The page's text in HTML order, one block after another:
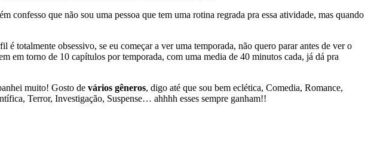
confesso que não sou uma pessoa que tem uma rotina regrada pra essa atividade, mas quando
totalmente obsessivo, se eu começar a ver uma temporada, não quero parar antes de ver o
torno de 10 capítulos por temporada, com uma media de 40 minutos cada, já dá pra
muito! Gosto de vários gêneros, digo até que sou bem eclética, Comedia, Romance,
Terror, Investigação, Suspense… ahhhh esses sempre ganham!!